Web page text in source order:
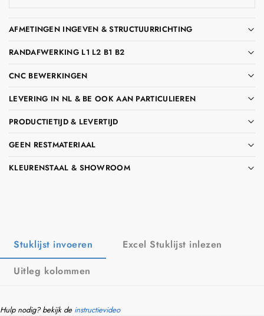
AFMETINGEN INGEVEN & STRUCTUURRICHTING
RANDAFWERKING L1 L2 B1 B2
CNC BEWERKINGEN
LEVERING IN NL & BE OOK AAN PARTICULIEREN
PRODUCTIETIJD & LEVERTIJD
GEEN RESTMATERIAAL
KLEURENSTAAL & SHOWROOM
Stuklijst invoeren
Excel Stuklijst inlezen
Uitleg kolommen
Hulp nodig? bekijk de instructievideo